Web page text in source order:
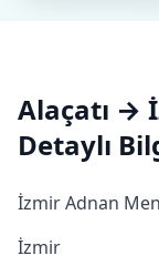
Alaçatı →
Detaylı
İzmir Adnan
İzmir